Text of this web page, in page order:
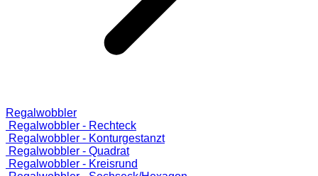
Regalwobbler
Regalwobbler - Rechteck
Regalwobbler - Konturgestanzt
Regalwobbler - Quadrat
Regalwobbler - Kreisrund